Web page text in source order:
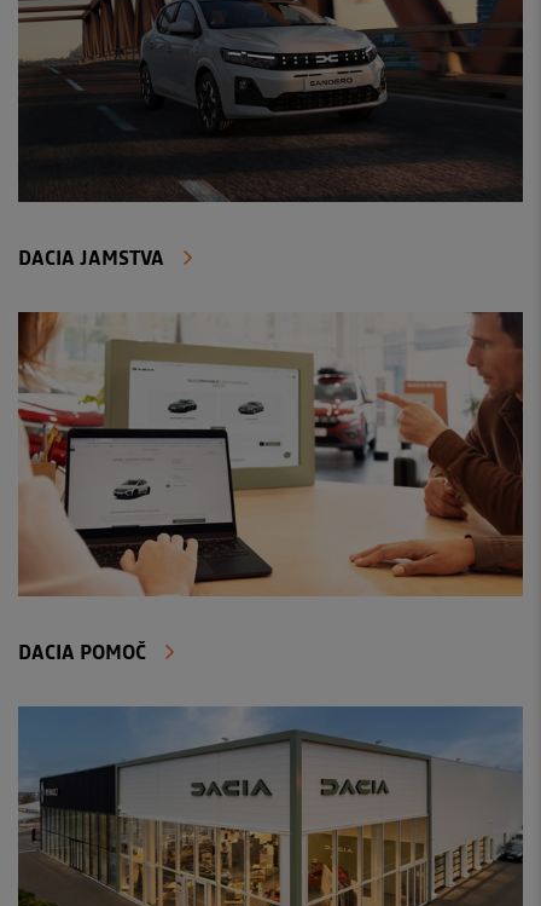
DACIA JAMSTVA
DACIA POMOČ